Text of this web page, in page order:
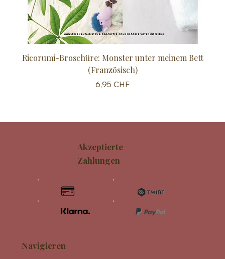
Ricorumi-Broschüre: Monster unter meinem Bett
(Französisch)
Preis
6,95 CHF
Navigieren
Akzeptierte
Zahlungen